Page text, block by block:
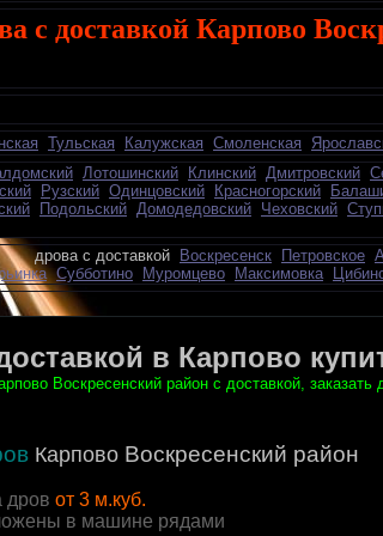
с доставкой Карпово
Тульская Калужская Смоленская
Лотошинский Клинский Дмитровский
Рузский Одинцовский Красногорский
Подольский Домодедовский Чеховский
дрова с доставкой
Воскресенск Петровское
Субботино Муромцево Максимовка
в Карпово
Воскресенский район с доставкой, заказать
Карпово Воскресенский район
дров от 3 м.куб.
в машине рядами